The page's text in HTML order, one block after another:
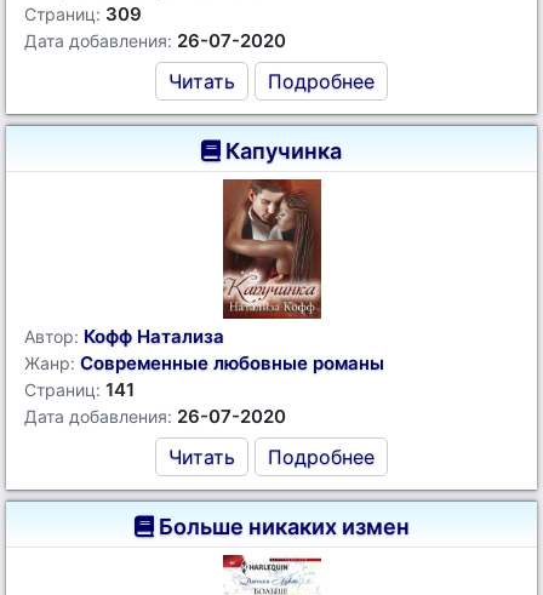
Страниц: 309
Дата добавления: 26-07-2020
Читать Подробнее
Капучинка
Автор: Кофф Натализа
Жанр: Современные любовные романы
Страниц: 141
Дата добавления: 26-07-2020
Читать Подробнее
Больше никаких измен